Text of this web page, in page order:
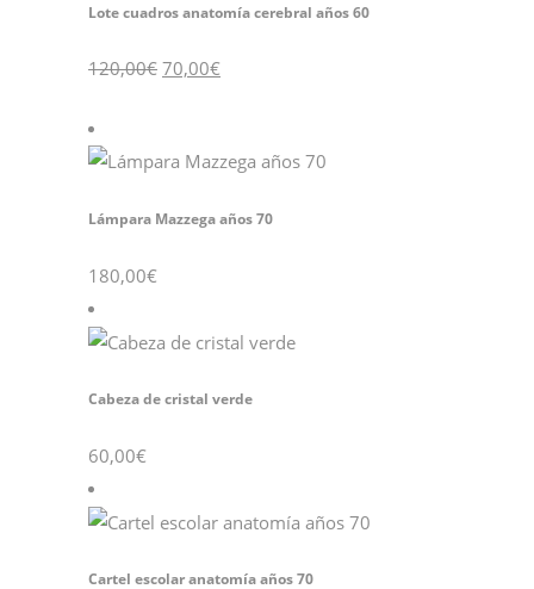
Lote cuadros anatomía cerebral años 60
120,00€ 70,00€
Lámpara Mazzega años 70
180,00€
Cabeza de cristal verde
60,00€
Cartel escolar anatomía años 70